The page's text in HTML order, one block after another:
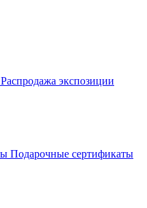
Распродажа экспозиции
Подарочные сертификаты